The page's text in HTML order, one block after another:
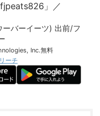
」／
バーイーツ) 出前/フ
Inc.無料
ーチ